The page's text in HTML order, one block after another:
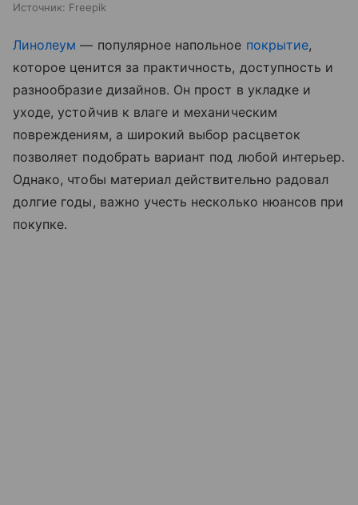
Источник: Freepik
Линолеум — популярное напольное покрытие,
которое ценится за практичность, доступность и
разнообразие дизайнов. Он прост в укладке и
уходе, устойчив к влаге и механическим
повреждениям, а широкий выбор расцветок
позволяет подобрать вариант под любой интерьер.
Однако, чтобы материал действительно радовал
долгие годы, важно учесть несколько нюансов при
покупке.